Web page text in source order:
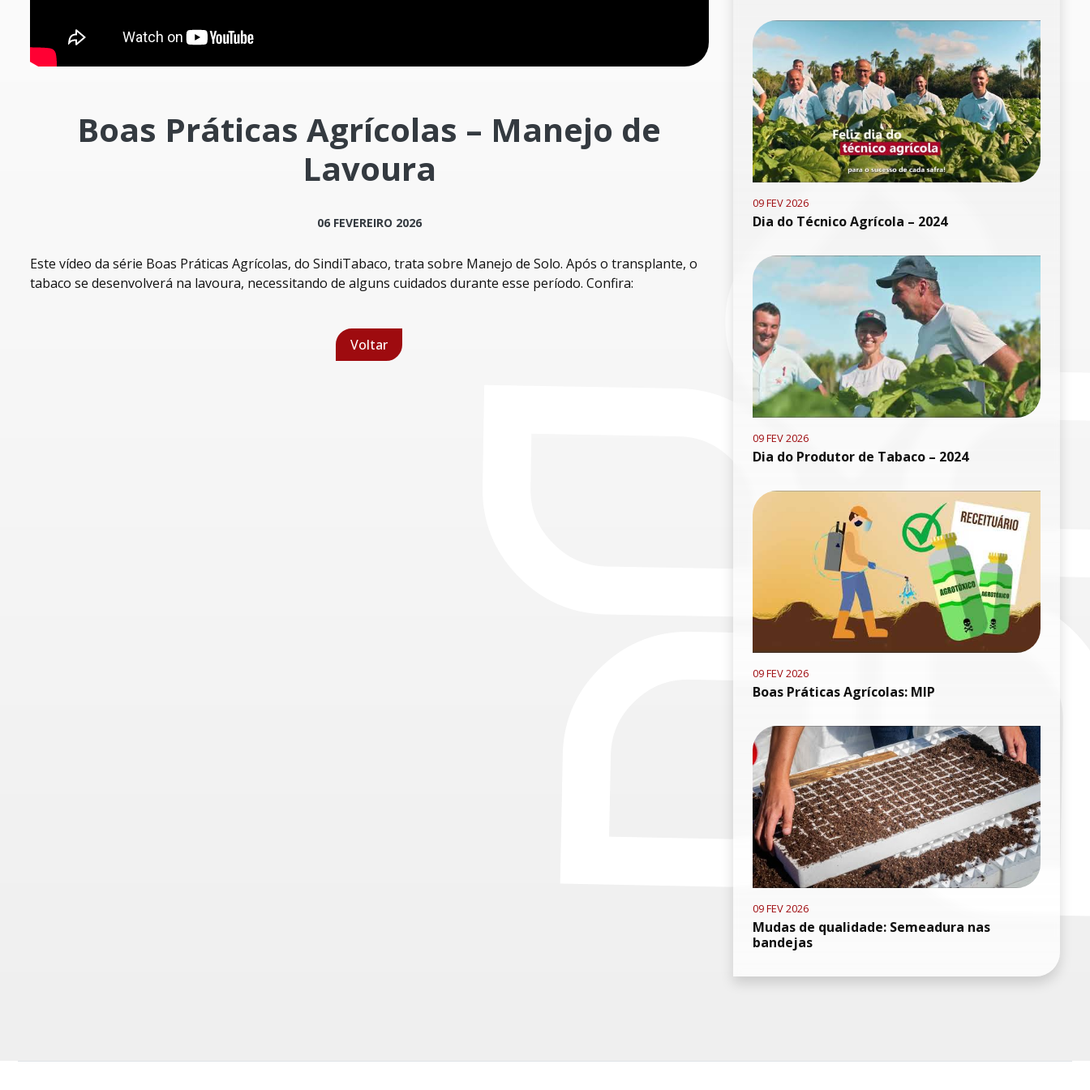
Boas Práticas Agrícolas – Manejo de
Lavoura
06 FEVEREIRO 2026
Este vídeo da série Boas Práticas Agrícolas, do SindiTabaco, trata sobre Manejo de Solo. Após o transplante, o
tabaco se desenvolverá na lavoura, necessitando de alguns cuidados durante esse período. Confira:
Voltar
09 FEV 2026
Dia do Técnico Agrícola – 2024
09 FEV 2026
Dia do Produtor de Tabaco – 2024
09 FEV 2026
Boas Práticas Agrícolas: MIP
09 FEV 2026
Mudas de qualidade: Semeadura nas
bandejas